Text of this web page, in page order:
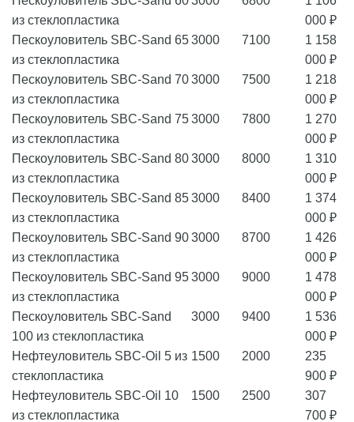
из стеклопластика
000 ₽
Пескоуловитель SBC-Sand 65
из стеклопластика
3000 7100
1 158
000 ₽
Пескоуловитель SBC-Sand 70
из стеклопластика
3000 7500
1 218
000 ₽
Пескоуловитель SBC-Sand 75
из стеклопластика
3000 7800
1 270
000 ₽
Пескоуловитель SBC-Sand 80
из стеклопластика
3000 8000
1 310
000 ₽
Пескоуловитель SBC-Sand 85
из стеклопластика
3000 8400
1 374
000 ₽
Пескоуловитель SBC-Sand 90
из стеклопластика
3000 8700
1 426
000 ₽
Пескоуловитель SBC-Sand 95
из стеклопластика
3000 9000
1 478
000 ₽
Пескоуловитель SBC-Sand
100 из стеклопластика
3000 9400
1 536
000 ₽
Нефтеуловитель SBC-Oil 5 из
стеклопластика
1500 2000
235
900 ₽
Нефтеуловитель SBC-Oil 10
из стеклопластика
1500 2500
307
700 ₽